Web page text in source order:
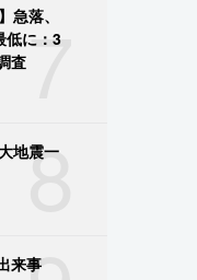
7
急落、
低に：3
査
8
地震一
来事